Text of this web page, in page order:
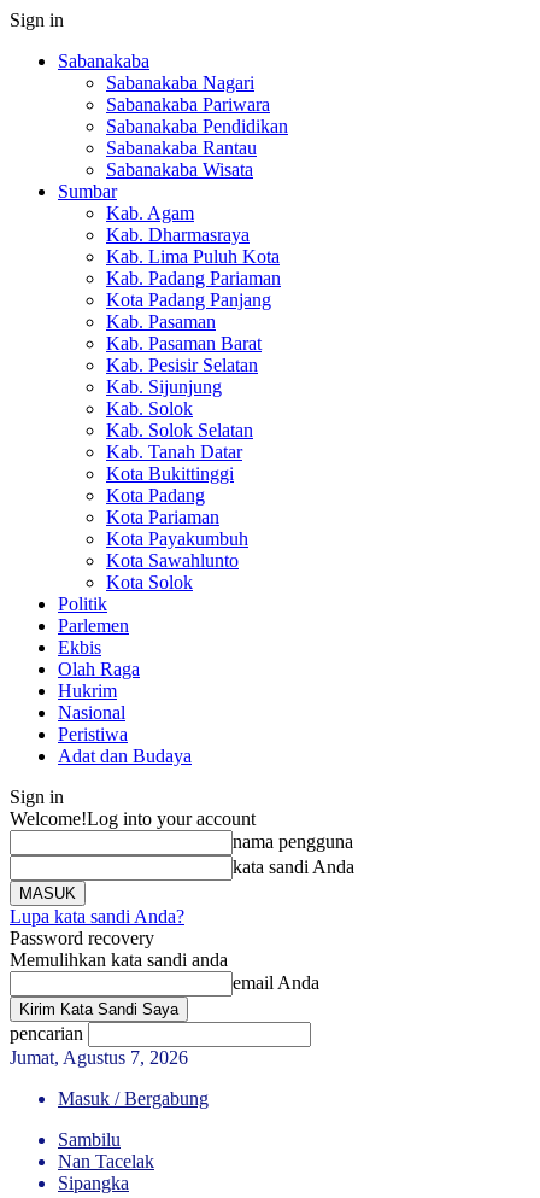
Sign in
Sabanakaba
Sabanakaba Nagari
Sabanakaba Pariwara
Sabanakaba Pendidikan
Sabanakaba Rantau
Sabanakaba Wisata
Sumbar
Kab. Agam
Kab. Dharmasraya
Kab. Lima Puluh Kota
Kab. Padang Pariaman
Kota Padang Panjang
Kab. Pasaman
Kab. Pasaman Barat
Kab. Pesisir Selatan
Kab. Sijunjung
Kab. Solok
Kab. Solok Selatan
Kab. Tanah Datar
Kota Bukittinggi
Kota Padang
Kota Pariaman
Kota Payakumbuh
Kota Sawahlunto
Kota Solok
Politik
Parlemen
Ekbis
Olah Raga
Hukrim
Nasional
Peristiwa
Adat dan Budaya
Sign in
Welcome!Log into your account
nama pengguna
kata sandi Anda
Lupa kata sandi Anda?
Password recovery
Memulihkan kata sandi anda
email Anda
pencarian
Jumat, Agustus 7, 2026
Masuk / Bergabung
Sambilu
Nan Tacelak
Sipangka